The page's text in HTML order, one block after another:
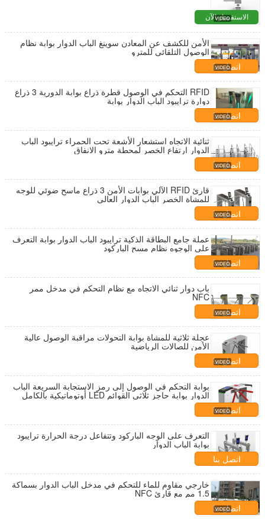
الاستفسار الآن
الأمن للكشف عن المعادن سوينغ الباب الدوار بوابة نظام
الوصول التلقائي للمترو
اتصل بنا
RFID التحكم في الوصول قطرة ذراع بوابة الدورية 3 ذراع
دوارة ترايبود الباب الدوار بوابة
اتصل بنا
ثنائية الاتجاه استشعار الأشعة تحت الحمراء ترايبود الباب
الدوار ارتفاع الخصر لمحطة مترو الانفاق
اتصل بنا
قارئ RFID الآلي بوابات الأمن 3 ذراع ماسح ضوئي للوجه
للمشاة الخصر الباب الدوار العالي
اتصل بنا
عملة جامع البطاقة الذكية ترايبود الباب الدوار بوابة التعرف
على الوجوه نظام مسح الباركود
اتصل بنا
باب دوار ثنائي الاتجاه مع نظام التحكم في مدخل ممر
NFC
اتصل بنا
عجلة ثلاثية للمشاة بوابة التحولات مراقبة الوصول عالية
الأمن للصالات الرياضية
اتصل بنا
بوابة التحكم في الوصول إلى رمز الاستجابة السريعة الباب
الدوار بوابة حاجز ثلاثي القوائم LED أوتوماتيكية بالكامل
اتصل بنا
التعرف على الوجه الباركود وتتفاعل درجة الحرارة ترايبود
بوابة الباب الدوار
اتصل بنا
خارجي مقاوم للماء للتحكم في مدخل الباب الدوار بسماكة
1.5 مم مع قارئ NFC
اتصل بنا